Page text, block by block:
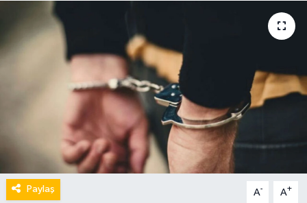
Paylaş A- A+